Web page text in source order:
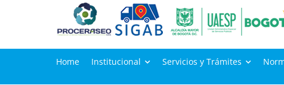
Home Institucional Servicios y Trámites